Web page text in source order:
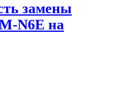
замены
N6E на